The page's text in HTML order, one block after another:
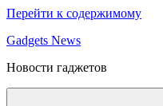
Перейти к содержимому
Gadgets News
Новости гаджетов